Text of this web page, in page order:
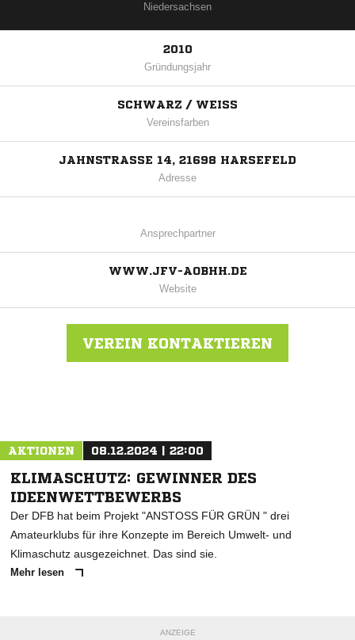
Niedersachsen
2010
Gründungsjahr
SCHWARZ / WEISS
Vereinsfarben
JAHNSTRASSE 14, 21698 HARSEFELD
Adresse
Ansprechpartner
WWW.JFV-AOBHH.DE
Website
VEREIN KONTAKTIEREN
AKTIONEN 08.12.2024 | 22:00
KLIMASCHUTZ: GEWINNER DES
IDEENWETTBEWERBS
Der DFB hat beim Projekt "ANSTOSS FÜR GRÜN " drei
Amateurklubs für ihre Konzepte im Bereich Umwelt- und
Klimaschutz ausgezeichnet. Das sind sie.
Mehr lesen
ANZEIGE